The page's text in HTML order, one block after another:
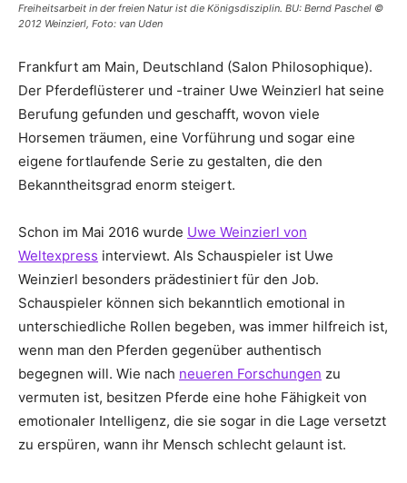
Freiheitsarbeit in der freien Natur ist die Königsdisziplin. BU: Bernd Paschel ©
2012 Weinzierl, Foto: van Uden
Frankfurt am Main, Deutschland (Salon Philosophique).
Der Pferdeflüsterer und -trainer Uwe Weinzierl hat seine
Berufung gefunden und geschafft, wovon viele
Horsemen träumen, eine Vorführung und sogar eine
eigene fortlaufende Serie zu gestalten, die den
Bekanntheitsgrad enorm steigert.
Schon im Mai 2016 wurde Uwe Weinzierl von
Weltexpress interviewt. Als Schauspieler ist Uwe
Weinzierl besonders prädestiniert für den Job.
Schauspieler können sich bekanntlich emotional in
unterschiedliche Rollen begeben, was immer hilfreich ist,
wenn man den Pferden gegenüber authentisch
begegnen will. Wie nach neueren Forschungen zu
vermuten ist, besitzen Pferde eine hohe Fähigkeit von
emotionaler Intelligenz, die sie sogar in die Lage versetzt
zu erspüren, wann ihr Mensch schlecht gelaunt ist.